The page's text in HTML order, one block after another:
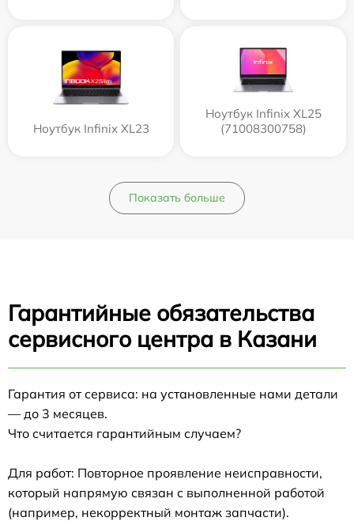
Ноутбук Infinix XL23
Ноутбук Infinix XL25
(71008300758)
Показать больше
Гарантийные обязательства
сервисного центра в Казани
Гарантия от сервиса: на установленные нами детали
— до 3 месяцев.
Что считается гарантийным случаем?
Для работ: Повторное проявление неисправности,
который напрямую связан с выполненной работой
(например, некорректный монтаж запчасти).